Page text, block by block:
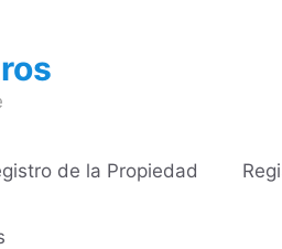
de la Propiedad